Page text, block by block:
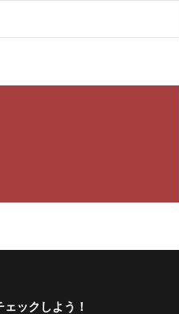
ックしよう！